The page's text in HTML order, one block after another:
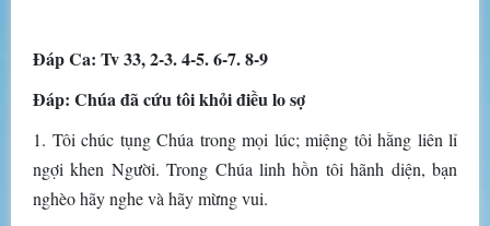
Ðáp Ca: Tv 33, 2-3. 4-5. 6-7. 8-9
Ðáp: Chúa đã cứu tôi khỏi điều lo sợ
1. Tôi chúc tụng Chúa trong mọi lúc; miệng tôi hằng liên lỉ
ngợi khen Người. Trong Chúa linh hồn tôi hãnh diện, bạn
nghèo hãy nghe và hãy mừng vui.